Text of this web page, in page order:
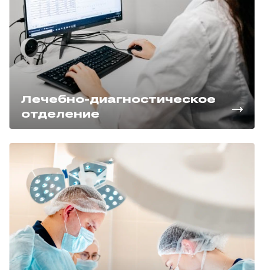
Лечебно-диагностическое
отделение